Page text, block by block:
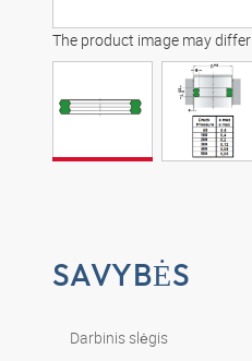
The product image may differ
SAVYBĖS
Darbinis slėgis